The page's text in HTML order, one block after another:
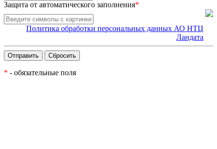
Защита от автоматического заполнения*
Политика обработки персональных данных АО НТЦ
Ландата
* - обязательные поля